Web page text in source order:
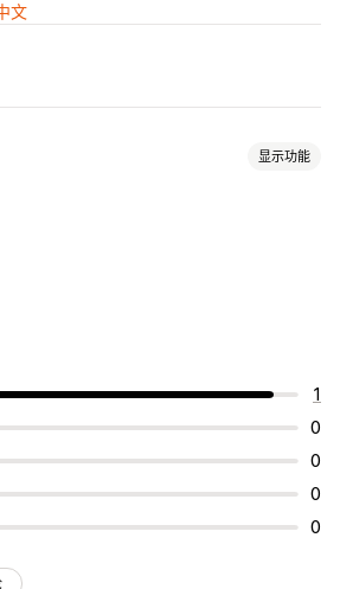
文
显示功能
1
0
0
0
0